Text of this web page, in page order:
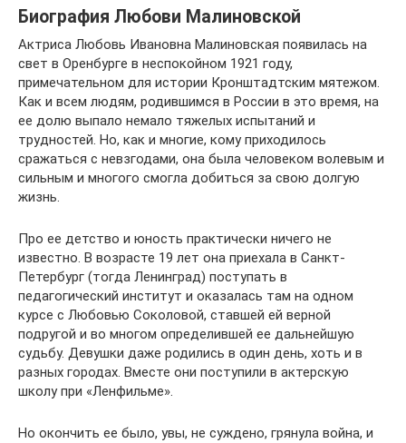
Биография Любови Малиновской
Актриса Любовь Ивановна Малиновская появилась на
свет в Оренбурге в неспокойном 1921 году,
примечательном для истории Кронштадтским мятежом.
Как и всем людям, родившимся в России в это время, на
ее долю выпало немало тяжелых испытаний и
трудностей. Но, как и многие, кому приходилось
сражаться с невзгодами, она была человеком волевым и
сильным и многого смогла добиться за свою долгую
жизнь.
Про ее детство и юность практически ничего не
известно. В возрасте 19 лет она приехала в Санкт-
Петербург (тогда Ленинград) поступать в
педагогический институт и оказалась там на одном
курсе с Любовью Соколовой, ставшей ей верной
подругой и во многом определившей ее дальнейшую
судьбу. Девушки даже родились в один день, хоть и в
разных городах. Вместе они поступили в актерскую
школу при «Ленфильме».
Но окончить ее было, увы, не суждено, грянула война, и